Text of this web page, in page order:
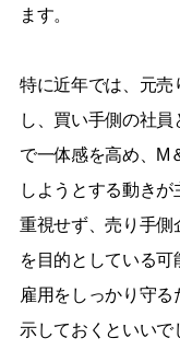
ます。
特に近年では、元
し、買い手側の社
で一体感を高め、M
しようとする動き
重視せず、売り手側
を目的としている
雇用をしっかり守
示しておくといいで